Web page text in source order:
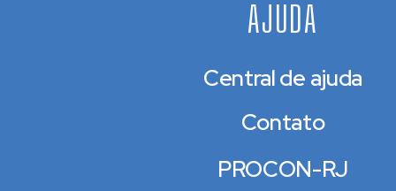
AJUDA
Central de ajuda
Contato
PROCON-RJ